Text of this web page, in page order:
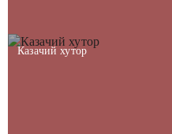
Казачий хутор